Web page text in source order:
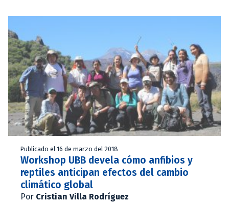
Publicado el 16 de marzo del 2018
Workshop UBB devela cómo anfibios y
reptiles anticipan efectos del cambio
climático global
Por Cristian Villa Rodríguez